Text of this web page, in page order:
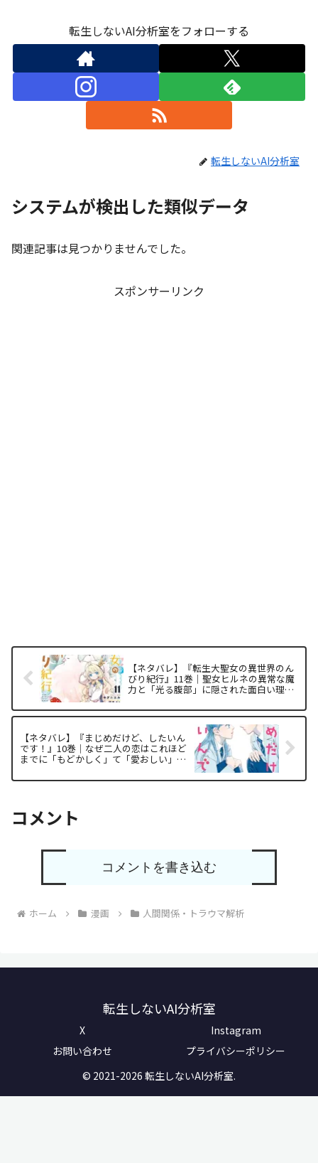
転生しないAI分析室をフォローする
転生しないAI分析室
システムが検出した類似データ
関連記事は見つかりませんでした。
スポンサーリンク
【ネタバレ】『転生大聖女の異世界のん
びり紀行』11巻｜聖女ヒルネの異常な魔
力と「光る腹部」に隠された面白い理由
【ネタバレ】『まじめだけど、したいん
です！』10巻｜なぜ二人の恋はこれほど
までに「もどかしく」て「愛おしい」の
コメント
コメントを書き込む
ホーム 漫画 人間関係・トラウマ解析
転生しないAI分析室
X
Instagram
お問い合わせ
プライバシーポリシー
© 2021-2026 転生しないAI分析室.